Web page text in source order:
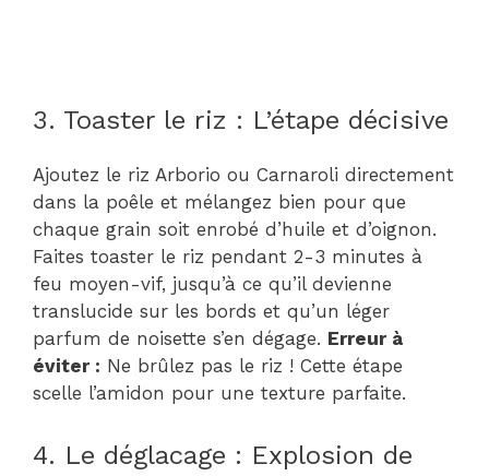
3. Toaster le riz : L’étape décisive
Ajoutez le riz Arborio ou Carnaroli directement
dans la poêle et mélangez bien pour que
chaque grain soit enrobé d’huile et d’oignon.
Faites toaster le riz pendant 2-3 minutes à
feu moyen-vif, jusqu’à ce qu’il devienne
translucide sur les bords et qu’un léger
parfum de noisette s’en dégage. Erreur à
éviter : Ne brûlez pas le riz ! Cette étape
scelle l’amidon pour une texture parfaite.
4. Le déglacage : Explosion de